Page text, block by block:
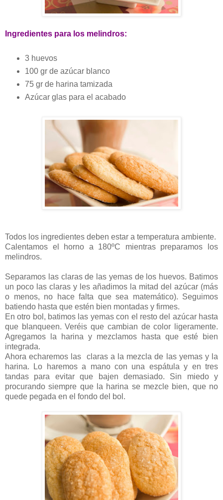
Ingredientes para los melindros:
3 huevos
100 gr de azúcar blanco
75 gr de harina tamizada
Azúcar glas para el acabado
Todos los ingredientes deben estar a temperatura ambiente.
Calentamos el horno a 180ºC mientras preparamos los
melindros.
Separamos las claras de las yemas de los huevos. Batimos
un poco las claras y les añadimos la mitad del azúcar (más
o menos, no hace falta que sea matemático). Seguimos
batiendo hasta que estén bien montadas y firmes.
En otro bol, batimos las yemas con el resto del azúcar hasta
que blanqueen. Veréis que cambian de color ligeramente.
Agregamos la harina y mezclamos hasta que esté bien
integrada.
Ahora echaremos las
claras a la mezcla de las yemas y la
harina. Lo haremos a mano con una espátula y en tres
tandas para evitar que bajen demasiado. Sin miedo y
procurando siempre que la harina se mezcle bien, que no
quede pegada en el fondo del bol.